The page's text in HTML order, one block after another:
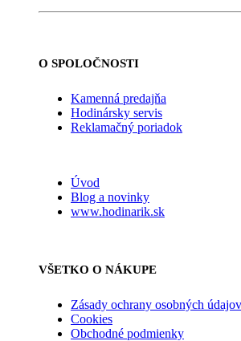
O SPOLOČNOSTI
Kamenná predajňa
Hodinársky servis
Reklamačný poriadok
Úvod
Blog a novinky
www.hodinarik.sk
VŠETKO O NÁKUPE
Zásady ochrany osobných údajov
Cookies
Obchodné podmienky